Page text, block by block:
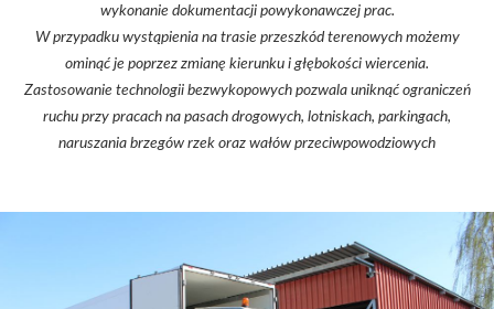
wykonanie dokumentacji powykonawczej prac.
W przypadku wystąpienia na trasie przeszkód terenowych możemy
ominąć je poprzez zmianę kierunku i głębokości wiercenia.
Zastosowanie technologii bezwykopowych pozwala uniknąć ograniczeń
ruchu przy pracach na pasach drogowych, lotniskach, parkingach,
naruszania brzegów rzek oraz wałów przeciwpowodziowych